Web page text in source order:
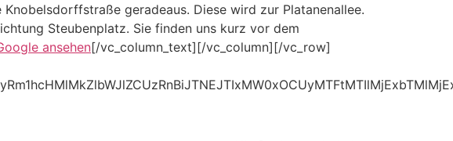
geradeaus. Diese wird zur Platanenallee.
Steubenplatz. Sie finden uns kurz vor dem
ansehen[/vc_column_text][/vc_column][/vc_row]